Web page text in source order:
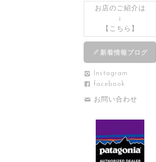
お店のご紹介は
↓
【 こちら 】
新着情報ブログ
Instagram
facebook
お問い合わせ